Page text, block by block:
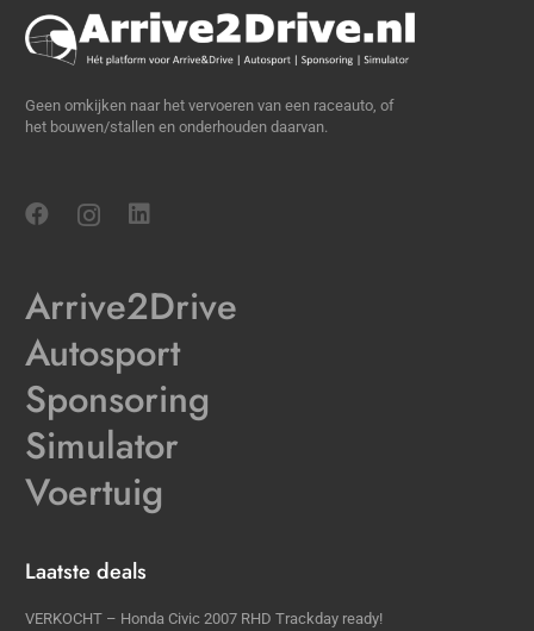
Geen omkijken naar het vervoeren van een raceauto, of
het bouwen/stallen en onderhouden daarvan.
Arrive2Drive
Autosport
Sponsoring
Simulator
Voertuig
Laatste deals
VERKOCHT – Honda Civic 2007 RHD Trackday ready!